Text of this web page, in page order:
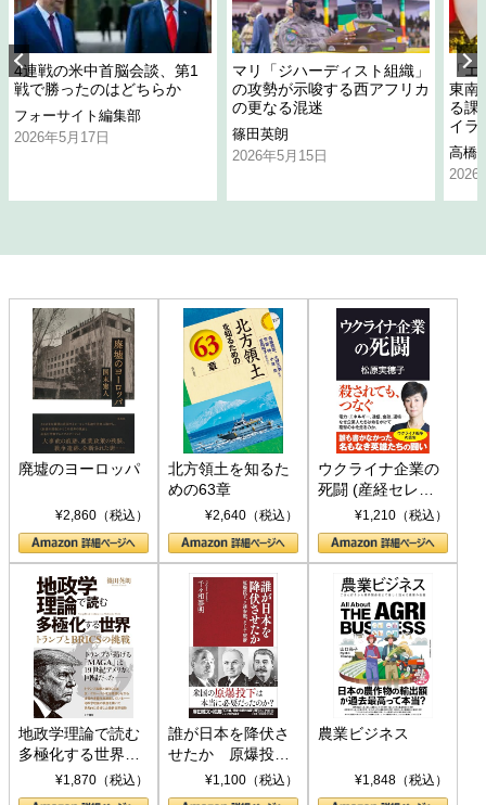
4連戦の米中首脳会談、第1
戦で勝ったのはどちらか
フォーサイト編集部
2026年5月17日
マリ「ジハーディスト組織」
の攻勢が示唆する西アフリカ
の更なる混迷
篠田英朗
2026年5月15日
「
東南
る課
イラ
高橋
2026
廃墟のヨーロッパ
¥2,860（税込）
北方領土を知るた
めの63章
¥2,640（税込）
ウクライナ企業の
死闘 (産経セレク
ト S 039)¥1,210（税込）
地政学理論で読む
多極化する世界：
トランプとBRICS
の挑戦
¥1,870（税込）
誰が日本を降伏さ
せたか 原爆投
下、ソ連参戦、そ
して聖断 (PHP新
¥1,100（税込）
農業ビジネス
¥1,848（税込）